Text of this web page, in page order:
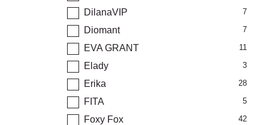
DilanaVIP 7
Diomant 7
EVA GRANT 11
Elady 3
Erika 28
FITA 5
Foxy Fox 42